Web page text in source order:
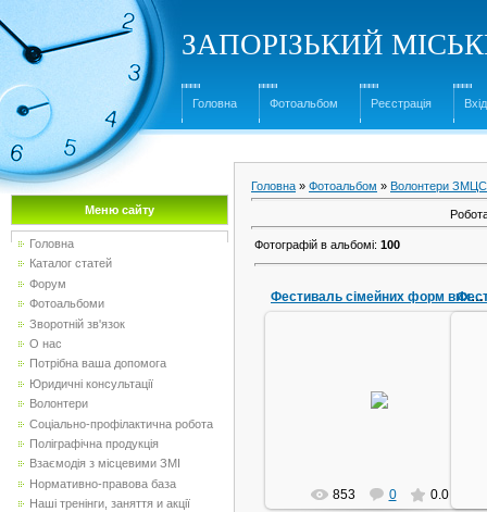
ЗАПОРІЗЬКИЙ
Головна Фотоальбом Реєстрація Вхід
Меню сайту
Головна
Каталог статей
Форум
Фотоальбоми
Зворотній зв'язок
О нас
Потрібна ваша допомога
Юридичні консультації
Волонтери
Соціально-профілактична робота
Поліграфічна продукція
Взаємодія з місцевими ЗМІ
Нормативно-правова база
Наші тренінги, заняття и акції
Головна » Фотоальбом » Волонтери
Фотографій в альбомі: 100
Фестиваль сімейних форм виховання
Пісочна терапія. Батьки і діти
разом
853 0 0.0